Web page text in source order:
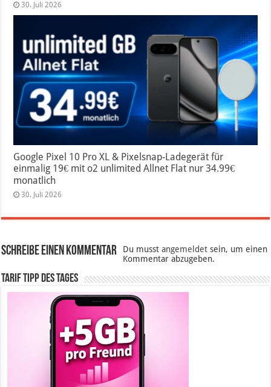
30. Juli 2026
Google Pixel 10 Pro XL & Pixelsnap-Ladegerät für
einmalig 19€ mit o2 unlimited Allnet Flat nur 34.99€
monatlich
30. Juli 2026
Schreibe einen Kommentar Du musstangemeldet sein, um einen
Kommentar abzugeben.
Tarif Tipp des Tages